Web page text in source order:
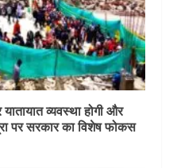
यातायात व्यवस्था होगी और
पर सरकार का विशेष फोकस